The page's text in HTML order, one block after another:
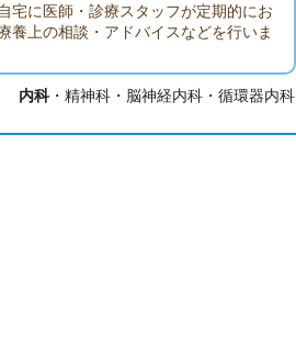
宅に医師・診療スタッフが定期的にお
養上の相談・アドバイスなどを行いま
内科・精神科・脳神経内科・循環器内科